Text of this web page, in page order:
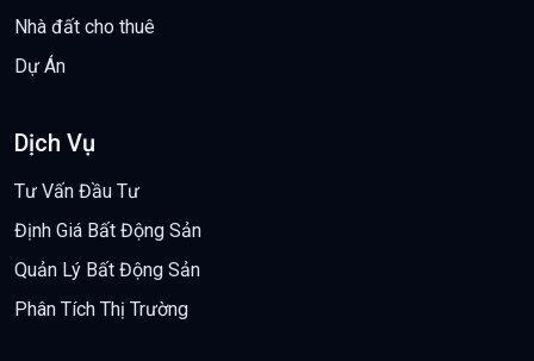
Nhà đất cho thuê
Dự Án
Dịch Vụ
Tư Vấn Đầu Tư
Định Giá Bất Động Sản
Quản Lý Bất Động Sản
Phân Tích Thị Trường